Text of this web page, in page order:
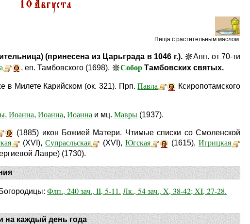
Пища с растительным маслом.
(принесена из Царьграда в 1046 г.). Апп. от 70-ти
, еп. Тамбовского (1698). Собор Тамбовских святых.
в Милете Карийском (ок. 321). Прп.Павла
Ксиропотамского
, Иоанна, Иоанна, Иоанна и мц. Мавры (1937).
(1885) икон Божией Матери. Чтимые списки со Смоленской
(XVI),Супрасльская (XVI),Югская (1615),Игрицкая
Лавре) (1730).
Богородицы: Флп., 240 зач., II, 5-11. Лк., 54 зач., X, 38-42; XI, 27-28.
на каждый день года